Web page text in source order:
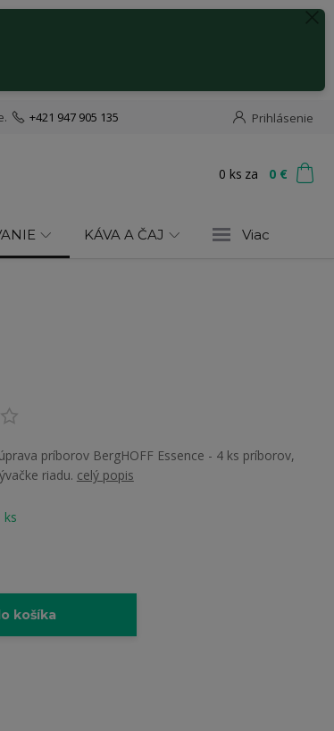
Prihlásenie
+421 947 905 135
0 ks za 0 €
KÁVA A ČAJ Viac
príborov BergHOFF Essence - 4 ks príborov,
riadu. celý popis
ks
košíka